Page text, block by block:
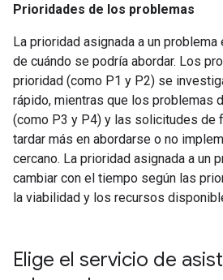
Prioridades de los problemas
La prioridad asignada a un
de cuándo se podría abordar. Los
prioridad (como P1 y P2) se
rápido, mientras que los problemas
(como P3 y P4) y las solicitudes de
tardar más en abordarse o no
cercano. La prioridad asignada a un
cambiar con el tiempo según las
la viabilidad y los recursos
Elige el servicio de